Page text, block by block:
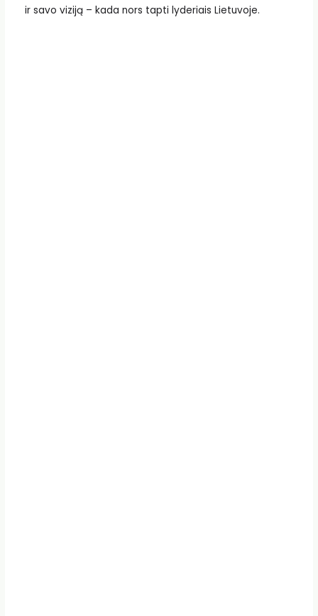
ir savo viziją – kada nors tapti lyderiais Lietuvoje.